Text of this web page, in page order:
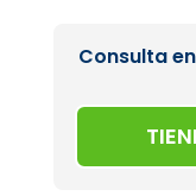
Consulta